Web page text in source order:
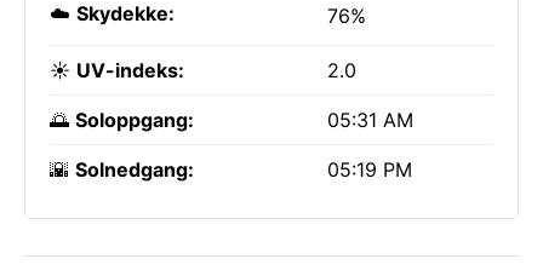
☁️ Skydekke: 76%
☀️ UV-indeks: 2.0
🌅 Soloppgang: 05:31 AM
🌇 Solnedgang: 05:19 PM